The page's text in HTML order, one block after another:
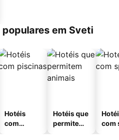
em Sveti
Hotéis
com
Hotéis que
permitem
com